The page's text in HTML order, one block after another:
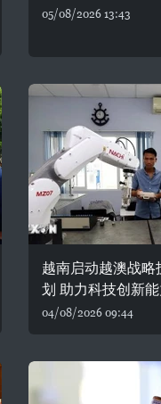
05/08/2026 13:43
越南启动越澳战
划 助力科技创新
04/08/2026 09:44